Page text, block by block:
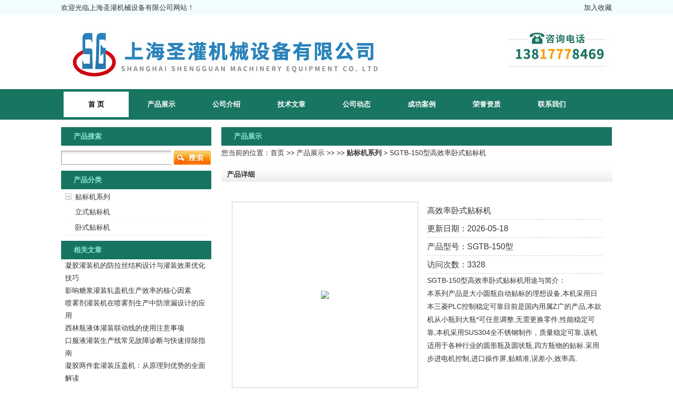
欢迎光临上海圣灌机械设备有限公司网站！ 加入收藏
首 页 产品展示 公司介绍 技术文章 公司动态 成功案例 荣誉资质 联系我们
产品展示
您当前的位置： 首页 >> 产品展示 >> >> 贴标机系列 > SGTB-150型高效率卧式贴标机
产品详细
高效率卧式贴标机
更新日期：2026-05-18
产品型号：SGTB-150型
访问次数：3328
SGTB-150型高效率卧式贴标机用途与简介：
本系列产品是大小圆瓶自动贴标的理想设备,本机采用日
本三菱PLC控制稳定可靠目前是国内用属Z广的产品,本款
机从小瓶到大瓶*可任意调整,无需更换零件,性能稳定可
靠,本机采用SUS304全不锈钢制作，质量稳定可靠,该机
适用于各种行业的圆形瓶及圆状瓶,四方瓶物的贴标.采用
步进电机控制,进口操作屏,贴精准,误差小,效率高.
产品搜索
产品分类
贴标机系列
立式贴标机
卧式贴标机
相关文章
凝胶灌装机的防拉丝结构设计与灌装效果优化
技巧
影响糖浆灌装轧盖机生产效率的核心因素
喷雾剂灌装机在喷雾剂生产中防泄漏设计的应
用
西林瓶液体灌装联动线的使用注意事项
口服液灌装生产线常见故障诊断与快速排除指
南
凝胶两件套灌装压盖机：从原理到优势的全面
解读